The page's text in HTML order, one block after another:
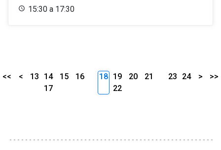
15:30 a 17:30
<< < 13 14 15
16
17
18 19 20
21
22
23 24 > >>